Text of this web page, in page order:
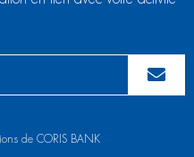
de CORIS BANK